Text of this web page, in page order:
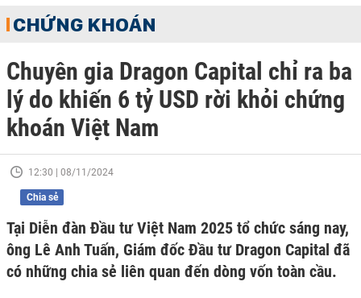
CHỨNG KHOÁN
Chuyên gia Dragon Capital chỉ ra ba
lý do khiến 6 tỷ USD rời khỏi chứng
khoán Việt Nam
12:30 | 08/11/2024
Chia sẻ
Tại Diễn đàn Đầu tư Việt Nam 2025 tổ chức sáng nay,
ông Lê Anh Tuấn, Giám đốc Đầu tư Dragon Capital đã
có những chia sẻ liên quan đến dòng vốn toàn cầu.